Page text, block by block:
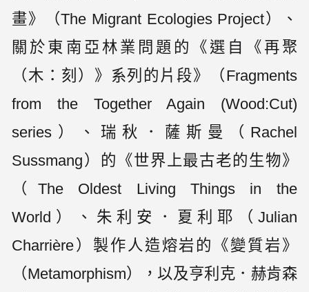
畫》（The Migrant Ecologies Project）、
關於東南亞林業問題的《選自《再聚
（木：刻）》系列的片段》（Fragments
from the Together Again (Wood:Cut)
series）、瑞秋．薩斯曼（Rachel
Sussmang）的《世界上最古老的生物》
（The Oldest Living Things in the
World）、朱利安．夏利耶（Julian
Charrière）製作人造熔岩的《變質岩》
（Metamorphism），以及亨利克．赫肯森